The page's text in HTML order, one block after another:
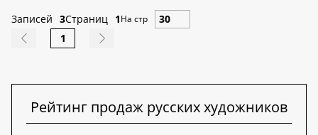
Записей 3Страниц 1На стр
1
Рейтинг продаж русских художников